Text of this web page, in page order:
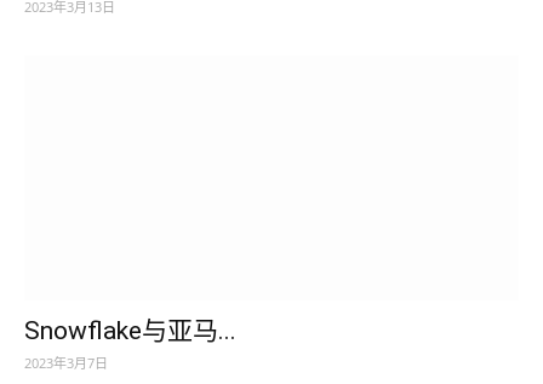
2023年3月13日
Snowflake与亚马...
2023年3月7日